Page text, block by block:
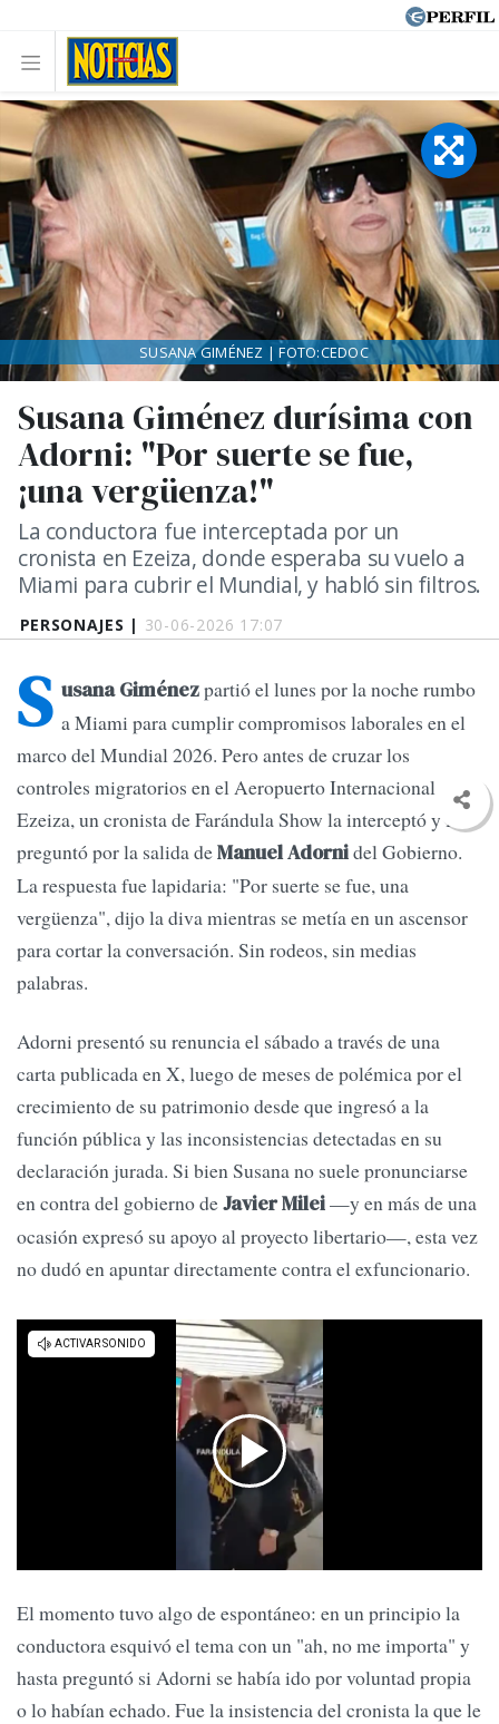
PERSONAJES | 30-06-2026 17:07
Susana Giménez durísima con
Adorni: "Por suerte se fue,
¡una vergüenza!"
La conductora fue interceptada por un
cronista en Ezeiza, donde esperaba su vuelo a
Miami para cubrir el Mundial, y habló sin filtros.
SUSANA GIMÉNEZ | FOTO:CEDOC
S usana Giménezpartió el lunes por la noche rumbo
a Miami para cumplir compromisos laborales en el
marco del Mundial 2026. Pero antes de cruzar los
controles migratorios en el Aeropuerto Internacional de
Ezeiza, un cronista de Farándula Show la interceptó y le
preguntó por la salida deManuel Adornidel Gobierno.
La respuesta fue lapidaria: "Por suerte se fue, una
vergüenza", dijo la diva mientras se metía en un ascensor
para cortar la conversación. Sin rodeos, sin medias
palabras.
Adorni presentó su renuncia el sábado a través de una
carta publicada en X, luego de meses de polémica por el
crecimiento de su patrimonio desde que ingresó a la
función pública y las inconsistencias detectadas en su
declaración jurada. Si bien Susana no suele pronunciarse
en contra del gobierno deJavier Milei—y en más de una
ocasión expresó su apoyo al proyecto libertario—, esta vez
no dudó en apuntar directamente contra el exfuncionario.
El momento tuvo algo de espontáneo: en un principio la
conductora esquivó el tema con un "ah, no me importa" y
hasta preguntó si Adorni se había ido por voluntad propia
o lo habían echado. Fue la insistencia del cronista la que le